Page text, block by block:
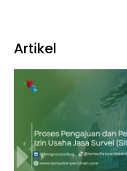
Artikel